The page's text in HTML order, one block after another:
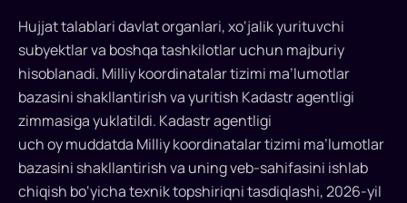
O‘zbekistonda
Milliy
koordinatalar
tizimi
joriy
etiladi.
2026-
Hujjat talablari davlat organlari, xo‘jalik yurituvchi
subyektlar va boshqa tashkilotlar uchun majburiy
hisoblanadi. Milliy koordinatalar tizimi ma’lumotlar
bazasini shakllantirish va yuritish Kadastr agentligi
zimmasiga yuklatildi. Kadastr agentligi
uch oy muddatda Milliy koordinatalar tizimi ma’lumotlar
bazasini shakllantirish va uning veb-sahifasini ishlab
chiqish bo‘yicha texnik topshiriqni tasdiqlashi, 2026-yil